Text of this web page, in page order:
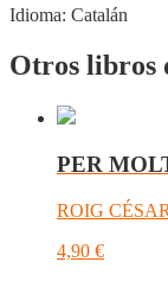
Idioma: Catalán
Otros libros
PER
ROIG
4,90 €